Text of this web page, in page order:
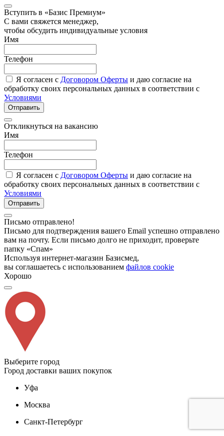
Вступить в «Базис Премиум»
С вами свяжется менеджер,
чтобы обсудить индивидуальные условия
Имя
Телефон
Я согласен с Договором Оферты и даю согласие на
обработку своих персональных данных в соответствии с
Условиями
Отправить
Откликнуться на вакансию
Имя
Телефон
Я согласен с Договором Оферты и даю согласие на
обработку своих персональных данных в соответствии с
Условиями
Отправить
Письмо отправлено!
Письмо для подтверждения вашего Email успешно отправлено
вам на почту. Если письмо долго не приходит, проверьте
папку «Спам»
Используя интернет-магазин Базисмед,
вы соглашаетесь с использованием файлов cookie
Хорошо
Выберите город
Город доставки ваших покупок
Уфа
Москва
Санкт-Петербург